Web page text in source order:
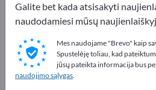
Reklamuokitės
Exportpages!
Poreikiai – Pasiūlymai –
kontaktai >> pradėkite čia
Galite bet kada atsisakyti
naudodamiesi mūsų
Mes naudojame "Brevo" kaip
Spustelėję toliau, kad
jūsų pateikta informacija bus
naudojimo sąlygas.